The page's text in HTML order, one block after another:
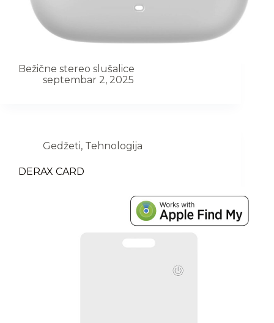
Bežične stereo slušalice
septembar 2, 2025
Gedžeti, Tehnologija
DERAX CARD